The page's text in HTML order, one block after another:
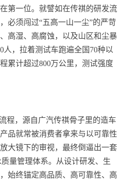
第一位。就譬如在传祺的研发流
必须闯过“五高一山一尘”的严苛
高湿、高腐蚀，以及山区和尘暴
人，拉着测试车跑遍全国70种以
累计超过800万公里，测试强度
程，源自广汽传祺骨子里的造车
品就常被消费者拿来与以可靠性
大镜下的审视，最终倒逼出一套
量管理体系。从设计研发、生
始终锚定高品质、高可靠性、高